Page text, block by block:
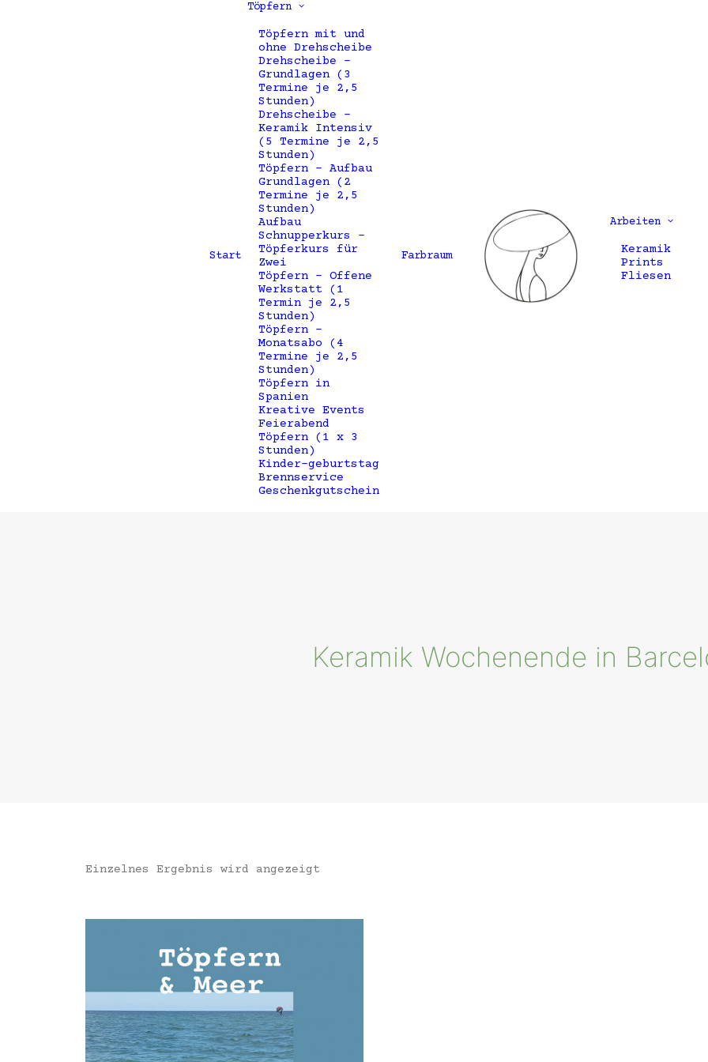
Start
Töpfern
Töpfern mit und
ohne Drehscheibe
Drehscheibe –
Grundlagen (3
Termine je 2,5
Stunden)
Drehscheibe –
Keramik Intensiv
(5 Termine je 2,5
Stunden)
Töpfern – Aufbau
Grundlagen (2
Termine je 2,5
Stunden)
Aufbau
Schnupperkurs –
Töpferkurs für
Zwei
Töpfern – Offene
Werkstatt (1
Termin je 2,5
Stunden)
Töpfern –
Monatsabo (4
Termine je 2,5
Stunden)
Töpfern in
Spanien
Kreative Events
Feierabend
Töpfern (1 x 3
Stunden)
Kinder-geburtstag
Brennservice
Geschenkgutschein
Farbraum
Arbeiten
Keramik
Prints
Fliesen
Keramik Wochenende in
Einzelnes Ergebnis wird angezeigt